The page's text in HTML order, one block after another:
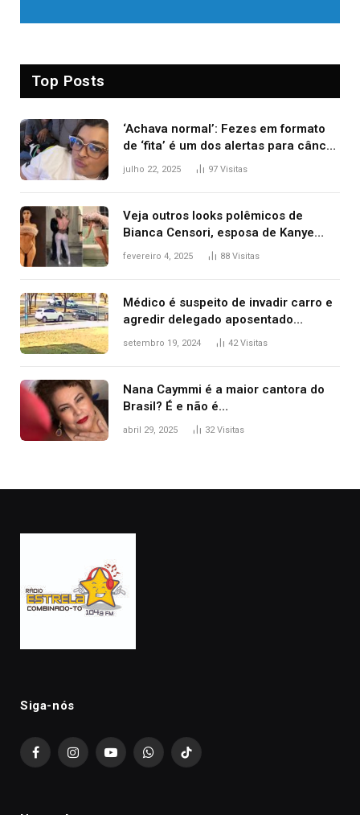
Top Posts
‘Achava normal’: Fezes em formato
de ‘fita’ é um dos alertas para câncer
colorretal; relembre fala de Preta Gil
julho 22, 2025 97 Visitas
Veja outros looks polêmicos de
Bianca Censori, esposa de Kanye
West que apareceu nua no Grammy
fevereiro 4, 2025 88 Visitas
Médico é suspeito de invadir carro e
agredir delegado aposentado
durante confusão no trânsito
setembro 19, 2024 42Visitas
Nana Caymmi é a maior cantora do
Brasil? É e não é…
abril 29, 2025 32Visitas
Siga-nós
FacebookInstagramYouTubeWhatsAppTikTok